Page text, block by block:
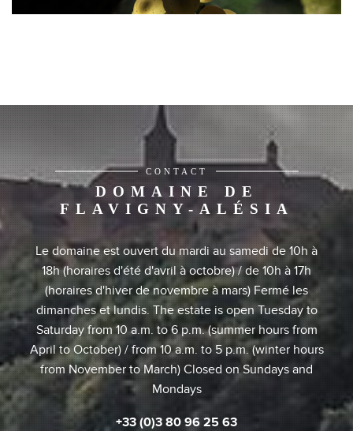
CONTACT
DOMAINE DE
FLAVIGNY-ALÉSIA
Le domaine est ouvert du mardi au samedi de 10h à
18h (horaires d'été d'avril à octobre) / de 10h à 17h
(horaires d'hiver de novembre à mars) Fermé les
dimanches et lundis. The estate is open Tuesday to
Saturday from 10 a.m. to 6 p.m. (summer hours from
April to October) / from 10 a.m. to 5 p.m. (winter hours
from November to March) Closed on Sundays and
Mondays
+33 (0)3 80 96 25 63